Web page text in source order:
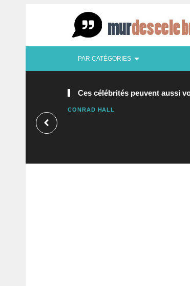
PAR CATÉGORIES
Ces célébrités peuvent aussi
CONRAD HALL